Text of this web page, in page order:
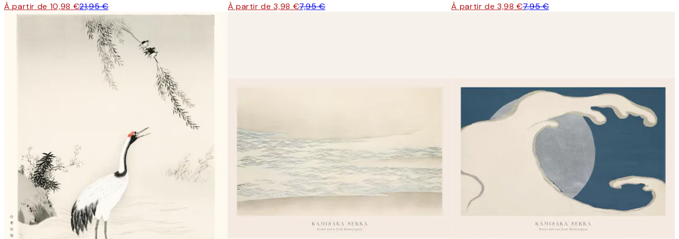
À partir de 10,98 €21,95 € À partir de 3,98 €7,95 € À partir de 3,98 €7,95 €